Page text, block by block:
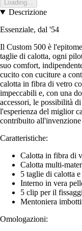
Loading...
Descrizione
Essenziale, dal '54
Il Custom 500 è
taglie di calotta, ogni
suo comfort,
cucito con cuciture a
calotta in fibra di vetro
impeccabili e, con una
accessori, le possibilità
l'esperienza del miglior
contribuito
Caratteristiche:
Calotta in fibra di
Calotta multi-
5 taglie di calotta
Interno in vera
5 clip per il
Mentoniera
Omologazioni: